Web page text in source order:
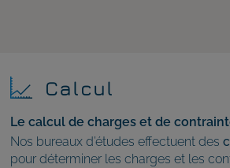
Calcul
Le calcul de charges et de
Nos bureaux d’études effectuent des
pour déterminer les charges et les